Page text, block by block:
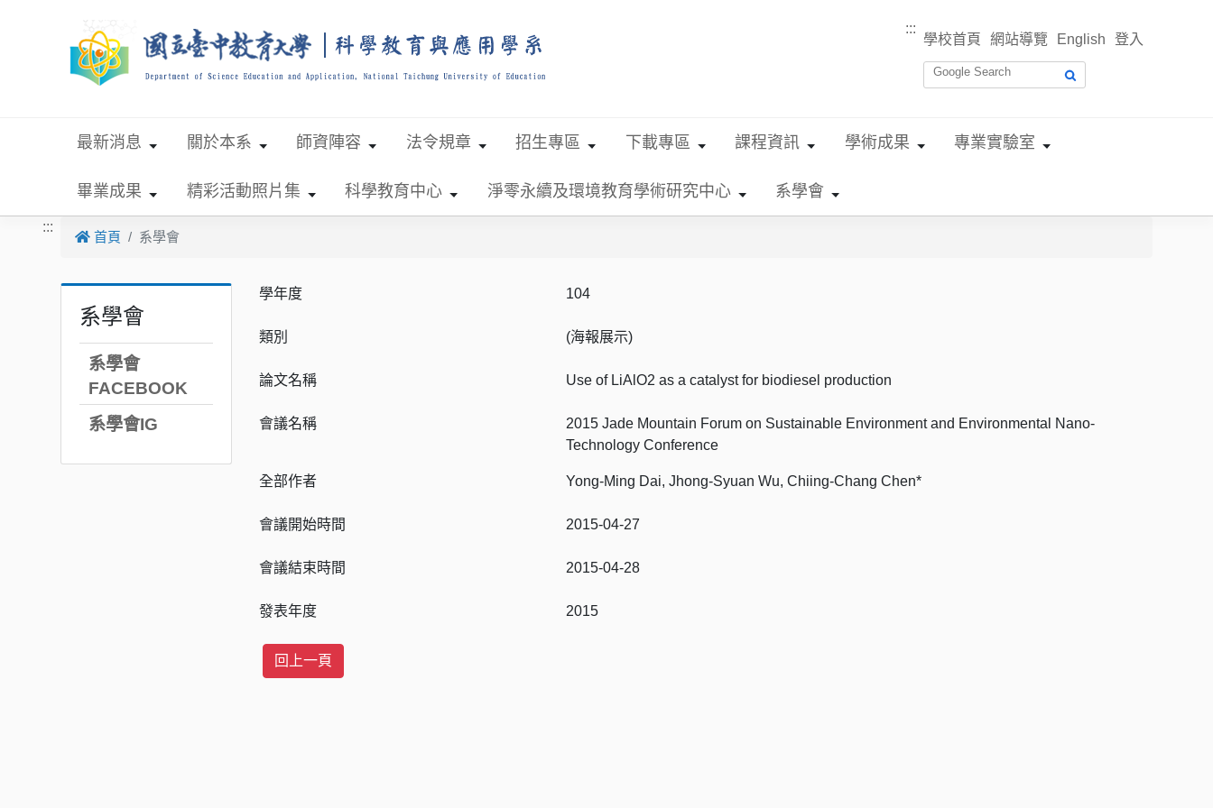
:::
學校首頁 網站導覽 English 登入
最新消息 關於本系 師資陣容 法令規章 招生專區 下載專區 課程資訊 學術成果 專業實驗室
畢業成果 精彩活動照片集 科學教育中心 淨零永續及環境教育學術研究中心 系學會
:::
首頁 系學會
系學會
系學會
FACEBOOK
系學會IG
學年度 104
類別 (海報展示)
論文名稱 Use of LiAlO2 as a catalyst for biodiesel production
會議名稱
2015 Jade Mountain Forum on Sustainable Environment and Environmental Nano-
Technology Conference
全部作者 Yong-Ming Dai, Jhong-Syuan Wu, Chiing-Chang Chen*
會議開始時間 2015-04-27
會議結束時間 2015-04-28
發表年度 2015